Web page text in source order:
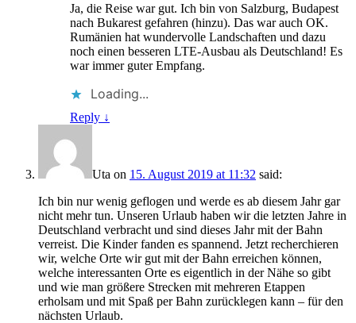
Ja, die Reise war gut. Ich bin von Salzburg, Budapest
nach Bukarest gefahren (hinzu). Das war auch OK.
Rumänien hat wundervolle Landschaften und dazu
noch einen besseren LTE-Ausbau als Deutschland! Es
war immer guter Empfang.
Loading...
Reply ↓
Uta on 15. August 2019 at 11:32 said:
Ich bin nur wenig geflogen und werde es ab diesem Jahr gar
nicht mehr tun. Unseren Urlaub haben wir die letzten Jahre in
Deutschland verbracht und sind dieses Jahr mit der Bahn
verreist. Die Kinder fanden es spannend. Jetzt recherchieren
wir, welche Orte wir gut mit der Bahn erreichen können,
welche interessanten Orte es eigentlich in der Nähe so gibt
und wie man größere Strecken mit mehreren Etappen
erholsam und mit Spaß per Bahn zurücklegen kann – für den
nächsten Urlaub.